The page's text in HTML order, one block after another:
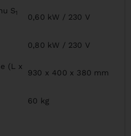
S1 0,60 kW / 230 V
0,80 kW / 230 V
(L x
930 x 400 x 380 mm
60 kg